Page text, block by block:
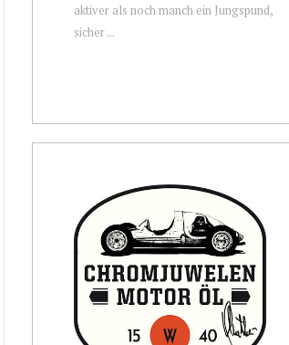
aktiver als noch manch ein Jungspund,
sicher ...